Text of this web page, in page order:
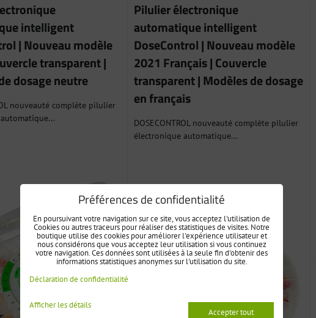
intelligent
| Nouveau modèle
transparent |
dosage neutre
nouveauté complète pilulier
Pilulier électronique
automatique intelligent
DoseControl | Nouveau modèle
2021 Français | Couvercle
transparent | Modèles de dosage
en français
DOSECONTROL nouveauté complète pilulier
électronique automatique...
Préférences de confidentialité
En poursuivant votre navigation sur ce site, vous acceptez l'utilisation de
Cookies ou autres traceurs pour réaliser des statistiques de visites. Notre
boutique utilise des cookies pour améliorer l'expérience utilisateur et
nous considérons que vous acceptez leur utilisation si vous continuez
votre navigation. Ces données sont utilisées à la seule fin d'obtenir des
informations statistiques anonymes sur l'utilisation du site.
Déclaration de confidentialité
Afficher les détails
Accepter tout